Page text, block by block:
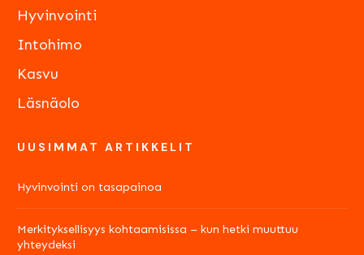
UUSIMMAT ARTIKKELIT
Hyvinvointi on tasapainoa
Merkityksellisyys kohtaamisissa – kun hetki muuttuu
yhteydeksi
Hyvinvointi
Intohimo
Kasvu
Läsnäolo